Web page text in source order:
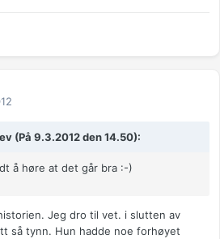
(På 9.3.2012 den 14.50):
å høre at det går bra :-)
Jeg dro til vet. i slutten av
så tynn. Hun hadde noe forhøyet